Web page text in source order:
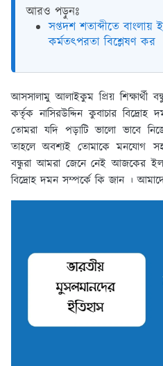
আরও পড়ুনঃ
সপ্তদশ শতাব্দীতে
কর্মতৎপরতা বিশ্লেষণ কর
আসসালামু আলাইকুম প্রিয়
কর্তৃক নাসিরউদ্দিন কুবাচার
তোমরা যদি পড়াটি ভালো ভাবে
তাহলে অবশ্যই তোমাকে মনযোগ
বন্ধুরা আমরা জেনে নেই আজকের
বিদ্রোহ দমন সম্পর্কে কি জান ।